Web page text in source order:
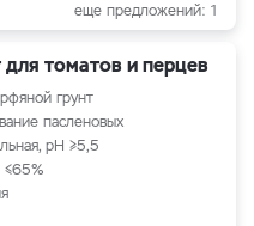
еще предложений: 1
томатов и перцев
грунт
пасленовых
рН ≥5,5
≤65%